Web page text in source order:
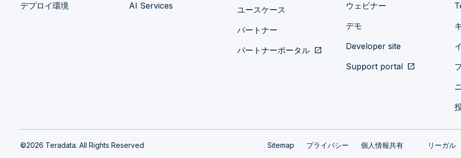
デプロイ環境
AI Services
ユースケース
パートナー
パートナーポータル open_in_new
ウェビナー
デモ
Developer site
Support portal open_in_new
©2026 Teradata. All Rights Reserved Sitemap プライバシー 個人情報共有 リーガル